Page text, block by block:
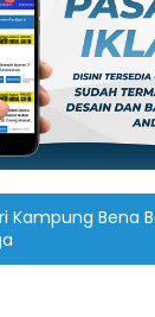
Kampung Bena